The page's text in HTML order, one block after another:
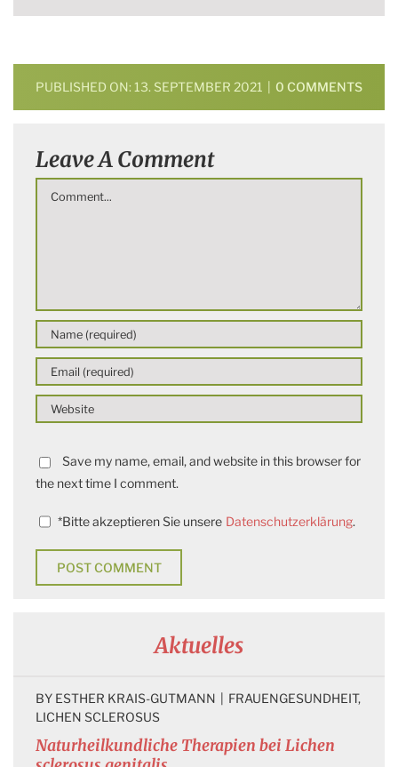
PUBLISHED ON: 13. SEPTEMBER 2021 0 COMMENTSON
Leave A Comment
Save my name, email, and website in this browser for
the next time I comment.
*Bitte akzeptieren Sie unsere Datenschutzerklärung.
Aktuelles
Naturheilkundliche Therapien bei Lichen
BY ESTHER KRAIS-GUTMANN FRAUENGESUNDHEIT
LICHEN SCLEROSUS